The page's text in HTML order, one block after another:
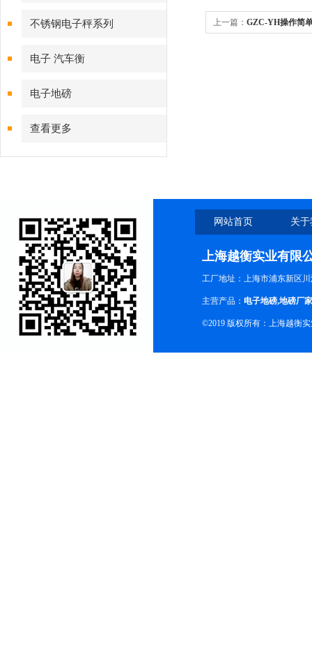
不锈钢电子秤系列
电子 汽车衡
电子地磅
查看更多
上一篇： GZC-YH操作简
网站首页 关
上海越衡实业有限
工厂地址：上海市浦东新区川
主营产品： 电子地磅,地磅厂家
©2019 版权所有：上海越衡